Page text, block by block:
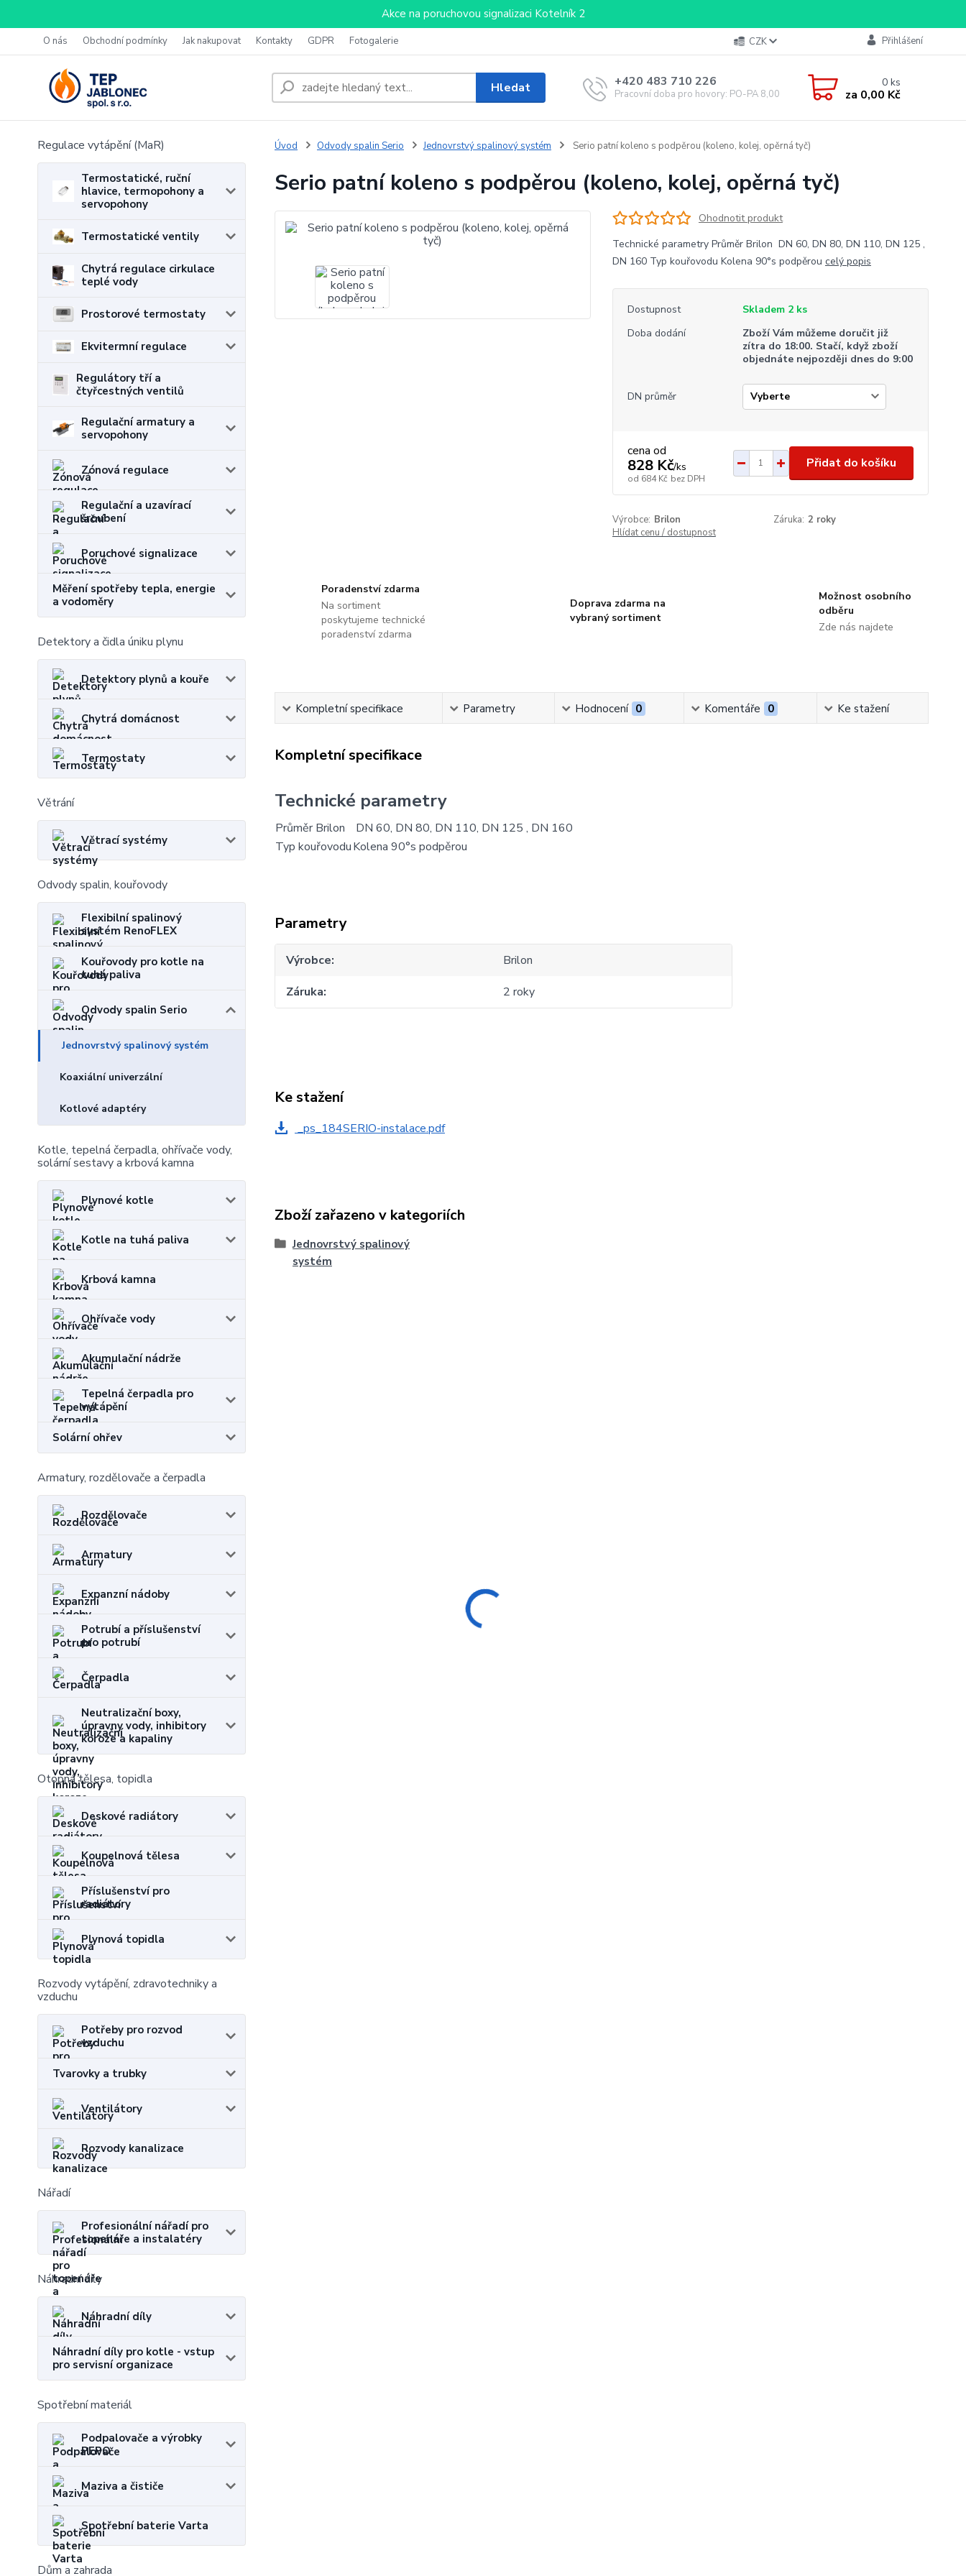
Akce na poruchovou signalizaci Kotelník 2
O nás Obchodní podmínky Jak nakupovat Kontakty GDPR Fotogalerie CZK Přihlášení
Hledat +420 483 710 226
Pracovní doba pro hovory: PO-PA 8,00-16,00
0ks
za 0,00 Kč
Regulace vytápění (MaR)
Termostatické, ruční
hlavice, termopohony a
servopohony
Termostatické ventily
Chytrá regulace cirkulace
teplé vody
Prostorové termostaty
Ekvitermní regulace
Regulátory tří a
čtyřcestných ventilů
Regulační armatury a
servopohony
Zónová regulace
Regulační a uzavírací
šroubení
Poruchové signalizace
Měření spotřeby tepla, energie
a vodoměry
Detektory a čidla úniku plynu
Detektory plynů a kouře
Chytrá domácnost
Termostaty
Větrání
Větrací systémy
Odvody spalin, kouřovody
Flexibilní spalinový
systém RenoFLEX
Kouřovody pro kotle na
tuhá paliva
Odvody spalin Serio
Jednovrstvý spalinový systém
Koaxiální univerzální
Kotlové adaptéry
Kotle, tepelná čerpadla, ohřívače vody,
solární sestavy a krbová kamna
Plynové kotle
Kotle na tuhá paliva
Krbová kamna
Ohřívače vody
Akumulační nádrže
Tepelná čerpadla pro
vytápění
Solární ohřev
Armatury, rozdělovače a čerpadla
Rozdělovače
Armatury
Expanzní nádoby
Potrubí a příslušenství
pro potrubí
Čerpadla
Neutralizační boxy,
úpravny vody, inhibitory
koroze a kapaliny
Otopná tělesa, topidla
Deskové radiátory
Koupelnová tělesa
Příslušenství pro
radiátory
Plynová topidla
Rozvody vytápění, zdravotechniky a
vzduchu
Potřeby pro rozvod
vzduchu
Tvarovky a trubky
Ventilátory
Rozvody kanalizace
Nářadí
Profesionální nářadí pro
topenáře a instalatéry
Náhradní díly
Náhradní díly
Náhradní díly pro kotle - vstup
pro servisní organizace
Spotřební materiál
Podpalovače a výrobky
PEPO
Maziva a čističe
Spotřební baterie Varta
Dům a zahrada
Úvod Odvody spalin Serio Jednovrstvý spalinový systém Serio patní koleno s podpěrou (koleno, kolej, opěrná tyč)
Serio patní koleno s podpěrou (koleno, kolej, opěrná tyč)
Ohodnotit produkt
Technické parametry Průměr Brilon DN 60, DN 80, DN 110, DN 125 ,
DN 160 Typ kouřovodu Kolena 90°s podpěrou celý popis
Dostupnost
Skladem 2 ks
Doba dodání
Zboží Vám můžeme doručit již
zítra do 18:00. Stačí, když zboží
objednáte nejpozději dnes do 9:00
DN průměr
cena od
828 Kč/ks
od 684 Kč bez DPH
Přidat do košíku
Výrobce: Brilon Záruka: 2 roky
Hlídat cenu / dostupnost
Poradenství zdarma
Na sortiment
poskytujeme technické
poradenství zdarma
Doprava zdarma na
vybraný sortiment
Možnost osobního
odběru
Zde nás najdete
Kompletní specifikace Parametry Hodnocení 0 Komentáře 0 Ke stažení
Kompletní specifikace
Technické parametry
Průměr Brilon
DN 60, DN 80, DN 110, DN 125 , DN 160
Typ kouřovoduKolena 90°s podpěrou
Parametry
Výrobce
Brilon
Záruka
2 roky
Ke stažení
_ps_184SERIO-instalace.pdf
Zboží zařazeno v kategoriích
Jednovrstvý spalinový
systém